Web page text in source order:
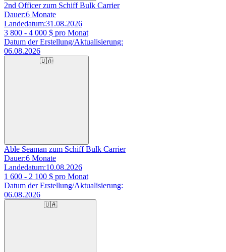
2nd Officer zum Schiff Bulk Carrier
Dauer:6 Monate
Landedatum:31.08.2026
3 800 - 4 000 $ pro Monat
Datum der Erstellung/Aktualisierung:
06.08.2026
🇺🇦
Able Seaman zum Schiff Bulk Carrier
Dauer:6 Monate
Landedatum:10.08.2026
1 600 - 2 100 $ pro Monat
Datum der Erstellung/Aktualisierung:
06.08.2026
🇺🇦